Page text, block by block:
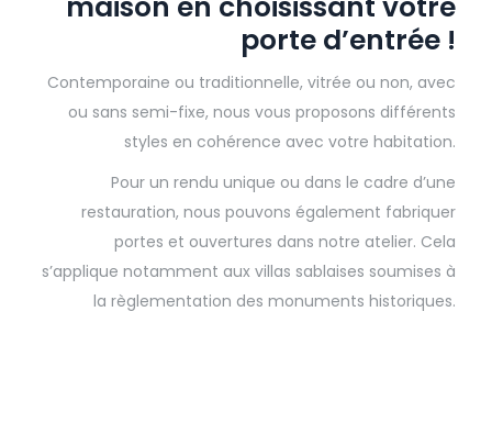
porte d’entrée !
Contemporaine ou traditionnelle, vitrée ou non, avec
ou sans semi-fixe, nous vous proposons différents
styles en cohérence avec votre habitation.
Pour un rendu unique ou dans le cadre d’une
restauration, nous pouvons également fabriquer
portes et ouvertures dans notre atelier. Cela
s’applique notamment aux villas sablaises soumises à
la règlementation des monuments historiques.